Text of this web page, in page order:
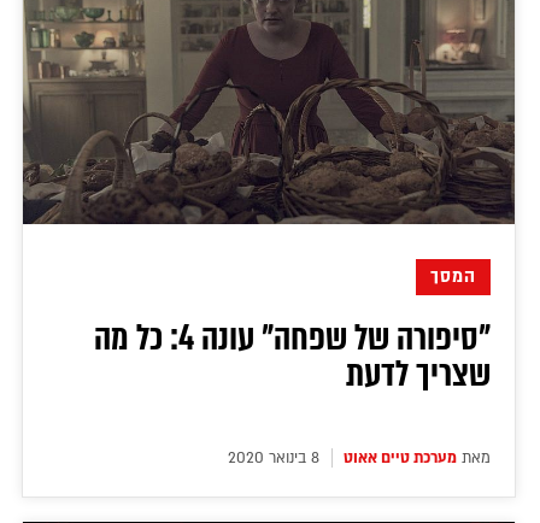
המסך
"סיפורה של שפחה" עונה 4: כל מה
שצריך לדעת
מאת מערכת טיים אאוט 8 בינואר 2020